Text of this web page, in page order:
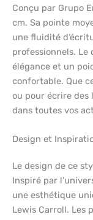
Conçu par Grupo
cm. Sa pointe
une fluidité
professionnels.
élégance et un
confortable. Que
ou pour écrire des
dans toutes vos
Design et
Le design de ce
Inspiré par
une esthétique
Lewis Carroll. Les